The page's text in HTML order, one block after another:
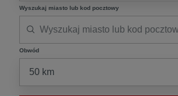
Wyszukaj miasto lub kod pocztowy
Obwód